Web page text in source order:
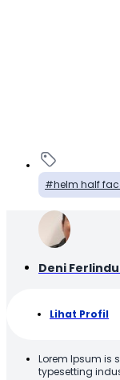
helm half
Deni
Lihat Profil
Lorem Ipsum is
typesetting